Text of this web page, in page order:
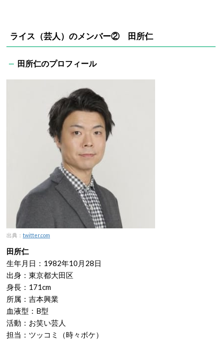
ライス（芸人）のメンバー② 田所仁
田所仁のプロフィール
出典： twitter.com
田所仁
生年月日：1982年10月28日
出身：東京都大田区
身長：171cm
所属：吉本興業
血液型：B型
活動：お笑い芸人
担当：ツッコミ（時々ボケ）